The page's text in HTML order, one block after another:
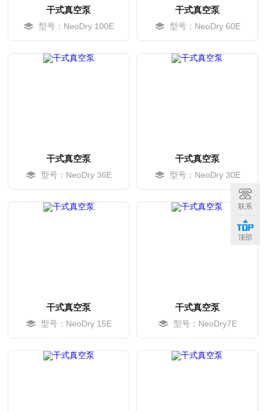
干式真空泵
型号：NeoDry 100E
干式真空泵
型号：NeoDry 60E
干式真空泵
型号：NeoDry 36E
干式真空泵
型号：NeoDry 30E
干式真空泵
型号：NeoDry 15E
干式真空泵
型号：NeoDry7E
联系
顶部